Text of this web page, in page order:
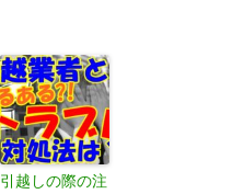
引越しの際の注